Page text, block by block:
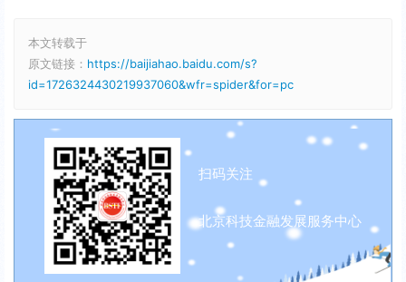
本文转载于
原文链接： https://baijiahao.baidu.com/s?
id=1726324430219937060&wfr=spider&for=pc
扫码关注
北京科技金融发展服务中心